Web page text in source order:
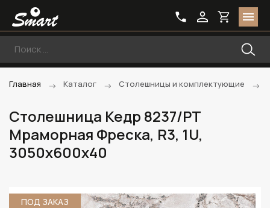
Главная Каталог Столешницы и комплектующие
Столешница Кедр 8237/PT
Мраморная Фреска, R3, 1U,
3050х600х40
ПОД ЗАКАЗ